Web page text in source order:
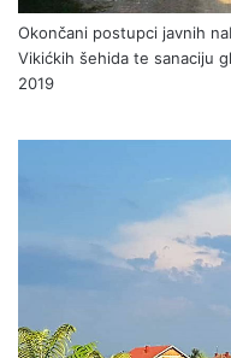
Okončani postupci javnih
Vikićkih šehida te sanaciju
2019